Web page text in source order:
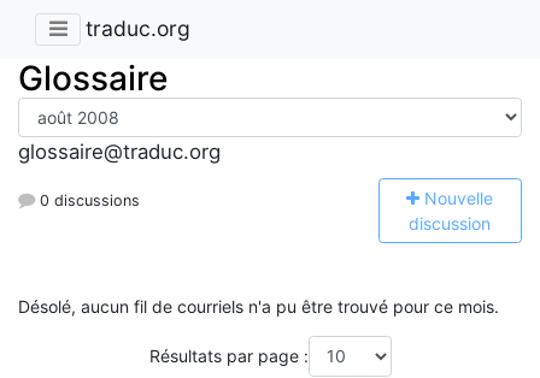
traduc.org
Glossaire
glossaire@traduc.org
0 discussions Nouvelle
discussion
Désolé, aucun fil de courriels n'a pu être trouvé pour ce mois.
Résultats par page :